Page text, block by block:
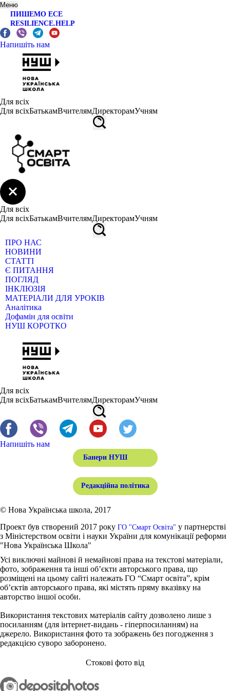
Меню
ПИШЕМО ЕСЕ
RESILIENCE.HELP
Напишіть нам
Для всіх
Для всіхБатькамВчителямДиректорамУчням
Для всіх
Для всіхБатькамВчителямДиректорамУчням
ПРО НАС
НОВИНИ
СТАТТІ
Є ПИТАННЯ
ПОГЛЯД
ІНКЛЮЗІЯ
МАТЕРІАЛИ ДЛЯ УРОКІВ
Аналітика
Дофамін для освіти
НУШ КОРОТКО
Для всіх
Для всіхБатькамВчителямДиректорамУчням
Напишіть нам
Банери НУШ
Редакційна політика
© Нова Українська школа, 2017
Проект був створений 2017 року ГО "Смарт Освіта" у партнерстві
з Міністерством освіти і науки України для комунікації реформи
"Нова Українська Школа"
Усі виключні майнові й немайнові права на текстові матеріали,
фото, зображення та інші об’єкти авторського права, що
розміщені на цьому сайті належать ГО “Смарт освіта”, крім
об’єктів авторського права, які містять пряму вказівку на
авторство іншої особи.
Використання текстових матеріалів сайту дозволено лише з
посиланням (для інтернет-видань - гіперпосиланням) на
джерело. Використання фото та зображень без погодження з
редакцією суворо заборонено.
Стокові фото від